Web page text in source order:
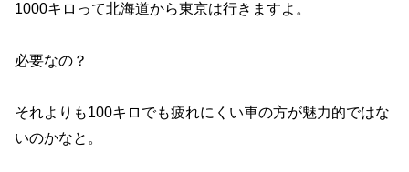
1000キロって北海道から東京は行きますよ。
必要なの？
それよりも100キロでも疲れにくい車の方が魅力的ではな
いのかなと。